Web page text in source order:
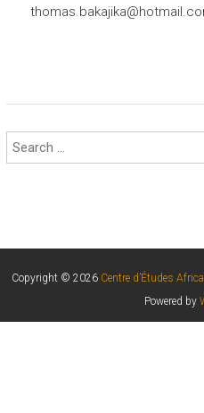
Copyright © 2026 Centre d’Études
Powered by